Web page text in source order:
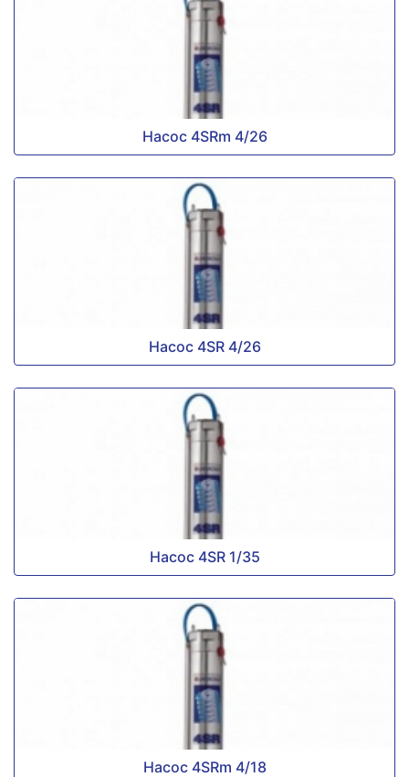
Насос 4SRm 4/26
Насос 4SR 4/26
Насос 4SR 1/35
Насос 4SRm 4/18